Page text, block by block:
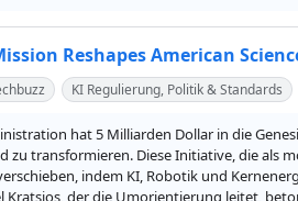
Reshapes American
KI Regulierung, Politik & Standards
hat 5 Milliarden Dollar in die
zu transformieren. Diese Initiative, die als
indem KI, Robotik und
Kratsios, der die Umorientierung leitet,